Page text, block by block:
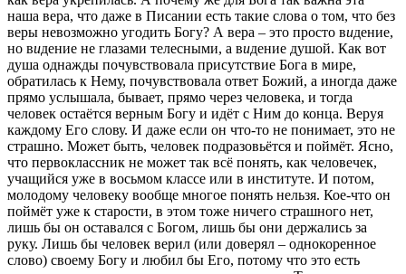
наша вера, что даже в Писании есть такие слова о том, что без
веры невозможно угодить Богу? А вера – это просто видение,
но видение не глазами телесными, а видение душой. Как вот
душа однажды почувствовала присутствие Бога в мире,
обратилась к Нему, почувствовала ответ Божий, а иногда даже
прямо услышала, бывает, прямо через человека, и тогда
человек остаётся верным Богу и идёт с Ним до конца. Веруя
каждому Его слову. И даже если он что-то не понимает, это не
страшно. Может быть, человек подразовьётся и поймёт. Ясно,
что первоклассник не может так всё понять, как человечек,
учащийся уже в восьмом классе или в институте. И потом,
молодому человеку вообще многое понять нельзя. Кое-что он
поймёт уже к старости, в этом тоже ничего страшного нет,
лишь бы он оставался с Богом, лишь бы они держались за
руку. Лишь бы человек верил (или доверял – однокоренное
слово) своему Богу и любил бы Его, потому что это есть